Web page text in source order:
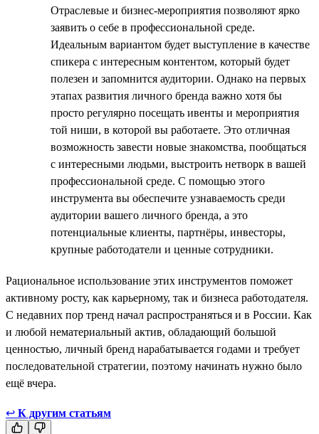
Отраслевые и бизнес-мероприятия позволяют ярко
заявить о себе в профессиональной среде.
Идеальным вариантом будет выступление в качестве
спикера с интересным контентом, который будет
полезен и запомнится аудитории. Однако на первых
этапах развития личного бренда важно хотя бы
просто регулярно посещать ивенты и мероприятия
той ниши, в которой вы работаете. Это отличная
возможность завести новые знакомства, пообщаться
с интересными людьми, выстроить нетворк в вашей
профессиональной среде. С помощью этого
инструмента вы обеспечите узнаваемость среди
аудитории вашего личного бренда, а это
потенциальные клиенты, партнёры, инвесторы,
крупные работодатели и ценные сотрудники.
Рациональное использование этих инструментов поможет
активному росту, как карьерному, так и бизнеса работодателя.
С недавних пор тренд начал распространяться и в России. Как
и любой нематериальный актив, обладающий большой
ценностью, личный бренд нарабатывается годами и требует
последовательной стратегии, поэтому начинать нужно было
ещё вчера.
↩ К другим статьям